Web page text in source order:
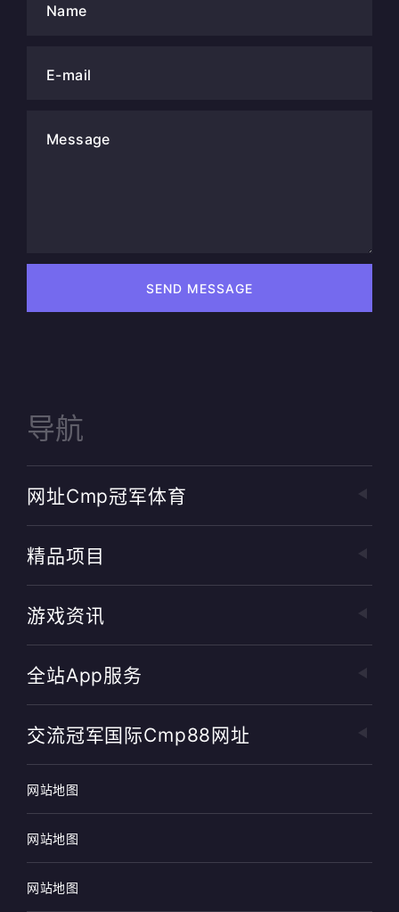
Name
E-mail
Message
SEND MESSAGE
导航
网址cmp冠军体育
精品项目
游戏资讯
全站app服务
交流冠军国际cmp88网址
网站地图
网站地图
网站地图